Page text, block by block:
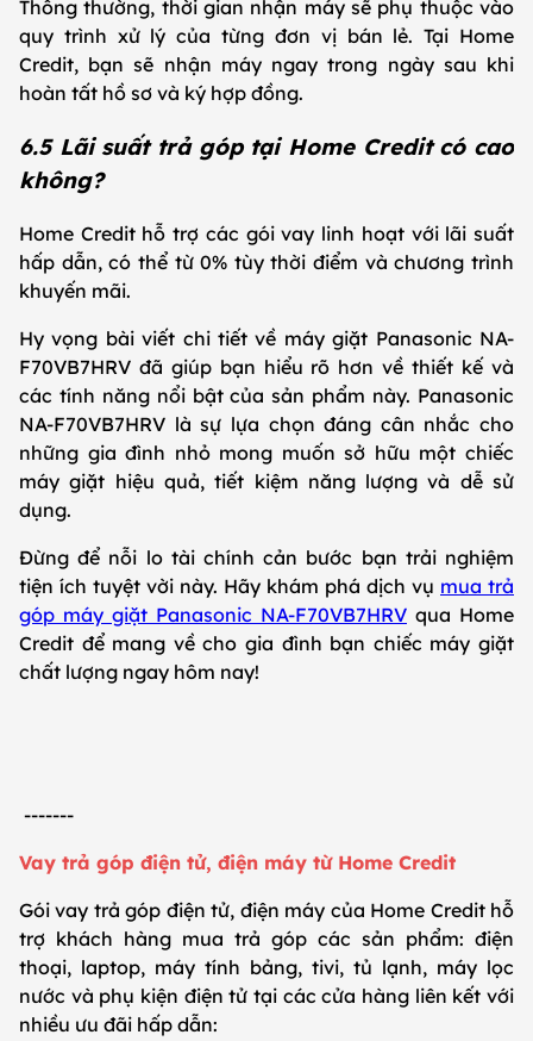
Thông thường, thời gian nhận máy sẽ phụ thuộc vào
quy trình xử lý của từng đơn vị bán lẻ. Tại Home
Credit, bạn sẽ nhận máy ngay trong ngày sau khi
hoàn tất hồ sơ và ký hợp đồng.
6.5 Lãi suất trả góp tại Home Credit có cao
không?
Home Credit hỗ trợ các gói vay linh hoạt với lãi suất
hấp dẫn, có thể từ 0% tùy thời điểm và chương trình
khuyến mãi.
Hy vọng bài viết chi tiết về máy giặt Panasonic NA-
F70VB7HRV đã giúp bạn hiểu rõ hơn về thiết kế và
các tính năng nổi bật của sản phẩm này. Panasonic
NA-F70VB7HRV là sự lựa chọn đáng cân nhắc cho
những gia đình nhỏ mong muốn sở hữu một chiếc
máy giặt hiệu quả, tiết kiệm năng lượng và dễ sử
dụng.
Đừng để nỗi lo tài chính cản bước bạn trải nghiệm
tiện ích tuyệt vời này. Hãy khám phá dịch vụ mua trả
góp máy giặt Panasonic NA-F70VB7HRV qua Home
Credit để mang về cho gia đình bạn chiếc máy giặt
chất lượng ngay hôm nay!
-------
Vay trả góp điện tử, điện máy từ Home Credit
Gói vay trả góp điện tử, điện máy của Home Credit hỗ
trợ khách hàng mua trả góp các sản phẩm: điện
thoại, laptop, máy tính bảng, tivi, tủ lạnh, máy lọc
nước và phụ kiện điện tử tại các cửa hàng liên kết với
nhiều ưu đãi hấp dẫn: